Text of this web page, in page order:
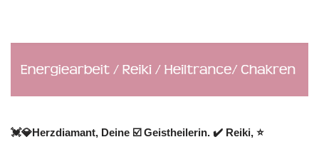
💓️💎Herzdiamant, Deine ☑️ Geistheilerin. ✔️ Reiki, ⭐